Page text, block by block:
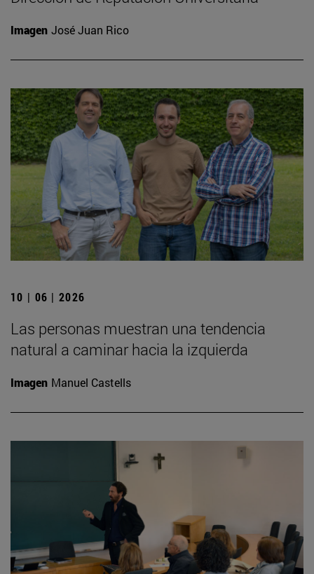
Imagen José Juan Rico
10 | 06 | 2026
Las personas muestran una tendencia
natural a caminar hacia la izquierda
Imagen Manuel Castells